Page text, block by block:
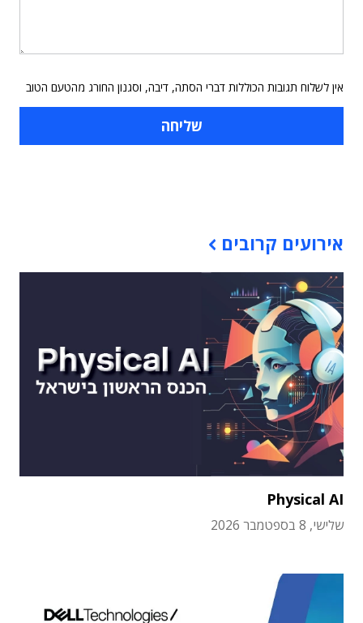
אין לשלוח תגובות הכוללות דברי הסתה, דיבה, וסגנון החורג מהטעם הטוב
אירועים קרובים
Physical AI
שלישי, 8 בספטמבר 2026